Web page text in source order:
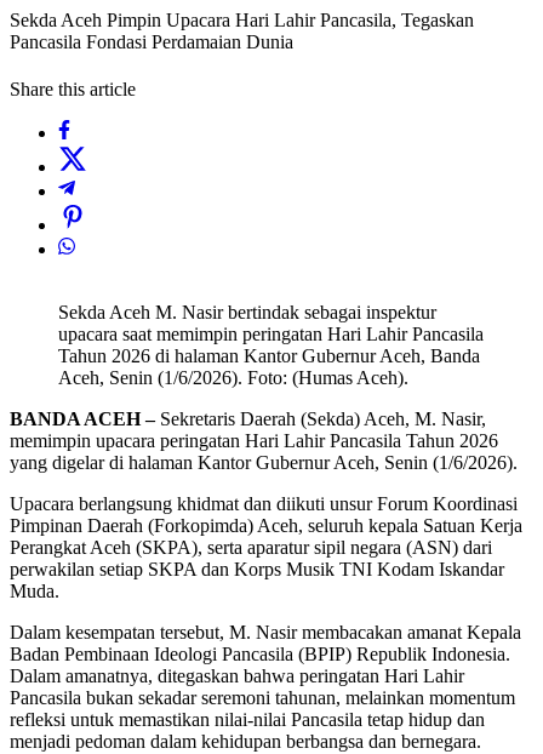
Sekda Aceh Pimpin Upacara Hari Lahir Pancasila, Tegaskan
Pancasila Fondasi Perdamaian Dunia
Share this article
Sekda Aceh M. Nasir bertindak sebagai inspektur
upacara saat memimpin peringatan Hari Lahir Pancasila
Tahun 2026 di halaman Kantor Gubernur Aceh, Banda
Aceh, Senin (1/6/2026). Foto: (Humas Aceh).
BANDA ACEH –Sekretaris Daerah (Sekda) Aceh, M. Nasir,
memimpin upacara peringatan Hari Lahir Pancasila Tahun 2026
yang digelar di halaman Kantor Gubernur Aceh, Senin (1/6/2026).
Upacara berlangsung khidmat dan diikuti unsur Forum Koordinasi
Pimpinan Daerah (Forkopimda) Aceh, seluruh kepala Satuan Kerja
Perangkat Aceh (SKPA), serta aparatur sipil negara (ASN) dari
perwakilan setiap SKPA dan Korps Musik TNI Kodam Iskandar
Muda.
Dalam kesempatan tersebut, M. Nasir membacakan amanat Kepala
Badan Pembinaan Ideologi Pancasila (BPIP) Republik Indonesia.
Dalam amanatnya, ditegaskan bahwa peringatan Hari Lahir
Pancasila bukan sekadar seremoni tahunan, melainkan momentum
refleksi untuk memastikan nilai-nilai Pancasila tetap hidup dan
menjadi pedoman dalam kehidupan berbangsa dan bernegara.